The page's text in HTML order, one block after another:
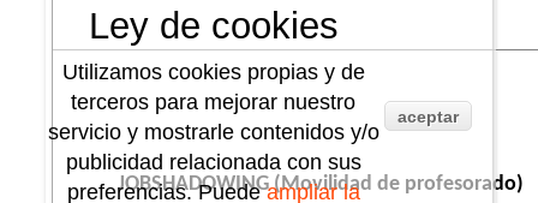
JOBSHADOWING (Movilidad de profesorado)
Ley de cookies
Utilizamos cookies propias y de
terceros para mejorar nuestro
servicio y mostrarle contenidos y/o
publicidad relacionada con sus
preferencias. Puedeampliar la
aceptar